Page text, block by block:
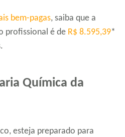
bem-pagas, saiba que a
profissional é de R$ 8.595,39*
Química da
esteja preparado para